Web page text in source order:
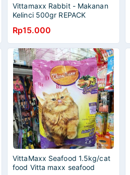
Vittamaxx Rabbit - Makanan
Kelinci 500gr REPACK
Rp15.000
VittaMaxx Seafood 1.5kg/cat
food Vitta maxx seafood